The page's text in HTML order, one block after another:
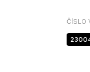
ČÍSLO